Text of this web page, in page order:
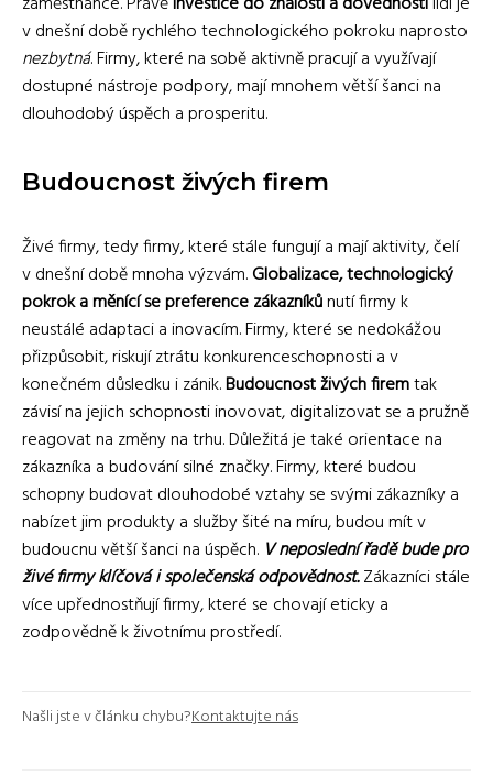
v dnešní době rychlého technologického pokroku naprosto
nezbytná. Firmy, které na sobě aktivně pracují a využívají
dostupné nástroje podpory, mají mnohem větší šanci na
dlouhodobý úspěch a prosperitu.
Budoucnost živých firem
Živé firmy, tedy firmy, které stále fungují a mají aktivity, čelí
v dnešní době mnoha výzvám.Globalizace, technologický
pokrok a měnící se preference zákazníkůnutí firmy k
neustálé adaptaci a inovacím. Firmy, které se nedokážou
přizpůsobit, riskují ztrátu konkurenceschopnosti a v
konečném důsledku i zánik.Budoucnost živých firemtak
závisí na jejich schopnosti inovovat, digitalizovat se a pružně
reagovat na změny na trhu. Důležitá je také orientace na
zákazníka a budování silné značky. Firmy, které budou
schopny budovat dlouhodobé vztahy se svými zákazníky a
nabízet jim produkty a služby šité na míru, budou mít v
budoucnu větší šanci na úspěch. V neposlední řadě bude pro
živé firmy klíčová i společenská odpovědnost.Zákazníci stále
více upřednostňují firmy, které se chovají eticky a
zodpovědně k životnímu prostředí.
Našli jste v článku chybu?Kontaktujte nás